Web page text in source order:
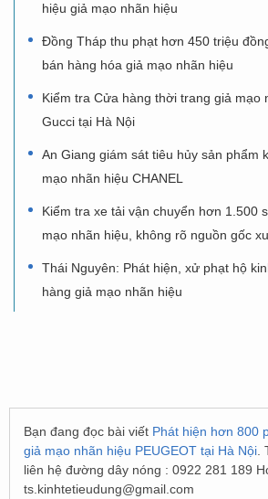
hiệu giả mạo nhãn hiệu
Đồng Tháp thu phạt hơn 450 triệu
bán hàng hóa giả mạo nhãn hiệu
Kiểm tra Cửa hàng thời trang giả mạo
Gucci tại Hà Nội
An Giang giám sát tiêu hủy sản phẩm
mạo nhãn hiệu CHANEL
Kiểm tra xe tải vận chuyển hơn 1.500
mạo nhãn hiệu, không rõ nguồn gốc
Thái Nguyên: Phát hiện, xử phạt hộ
hàng giả mạo nhãn hiệu
Bạn đang đọc bài viết Phát hiện hơn 800
giả mạo nhãn hiệu PEUGEOT tại Hà Nội
liên hệ đường dây nóng : 0922 281 189
ts.kinhtetieudung@gmail.com